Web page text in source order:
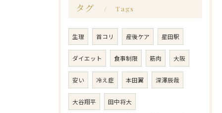
タグ Tags
生理 首コリ 産後ケア 星田駅
ダイエット 食事制限 筋肉 大阪
安い 冷え症 本田翼 深澤辰哉
大谷翔平 田中将大